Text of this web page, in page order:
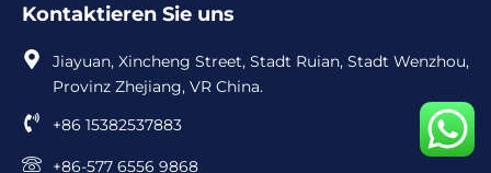
Kontaktieren Sie uns
Jiayuan, Xincheng Street, Stadt Ruian, Stadt Wenzhou,
Provinz Zhejiang, VR China.
+86 15382537883
+86-577 6556 9868